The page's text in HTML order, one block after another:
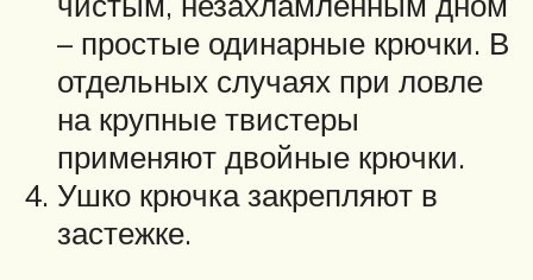
– простые одинарные крючки. В
отдельных случаях при ловле
на крупные твистеры
применяют двойные крючки.
Ушко крючка закрепляют в
застежке.